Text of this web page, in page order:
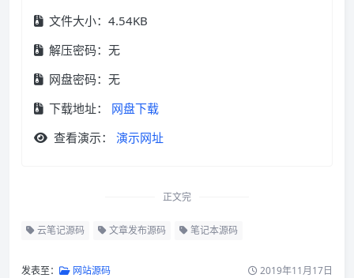
文件大小：4.54KB
解压密码：无
网盘密码：无
下载地址：
网盘下载
查看演示：
演示网址
正文完
云笔记源码 文章发布源码 笔记本源码
发表至： 网站源码 2019年11月17日